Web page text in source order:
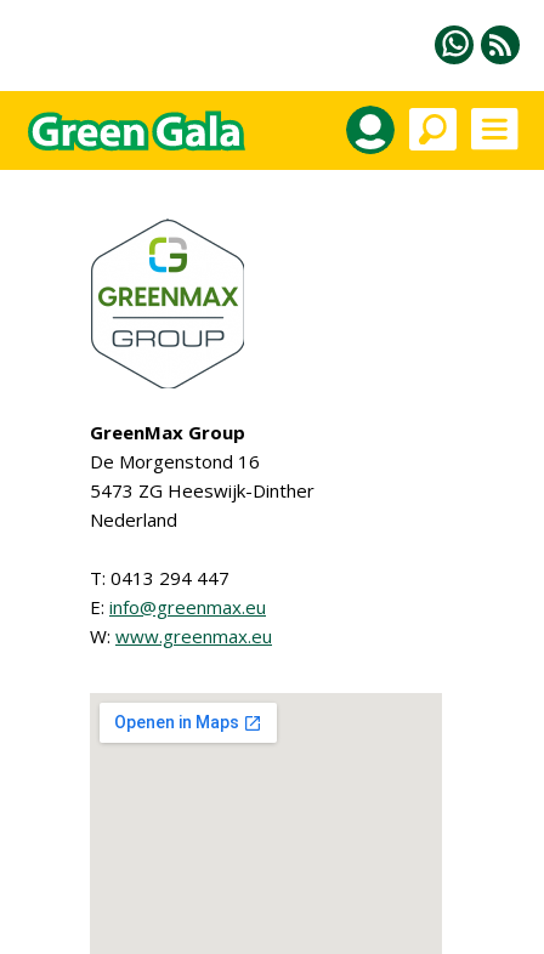
GreenMax Group
De Morgenstond 16
5473 ZG Heeswijk-Dinther
Nederland
T: 0413 294 447
E: info@greenmax.eu
W: www.greenmax.eu